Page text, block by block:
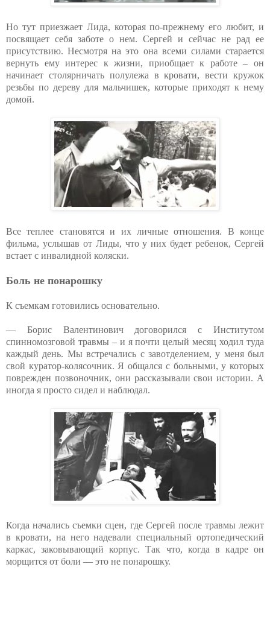
Но тут приезжает Лида, которая по-прежнему его любит, и
посвящает себя заботе о нем. Сергей и сейчас не рад ее
присутствию. Несмотря на это она всеми силами старается
вернуть ему интерес к жизни, приобщает к работе – он
начинает столярничать полулежа в кровати, вести кружок
резьбы по дереву для мальчишек, которые приходят к нему
домой.
Все теплее становятся и их личные отношения. В конце
фильма, услышав от Лиды, что у них будет ребенок, Сергей
встает с инвалидной коляски.
Боль не понарошку
К съемкам готовились основательно.
— Борис Валентинович договорился с Институтом
спинномозговой травмы – и я почти целый месяц ходил туда
каждый день. Мы встречались с завотделением, у меня был
свой куратор-колясочник. Я общался с больными, у которых
поврежден позвоночник, они рассказывали свои истории. А
иногда я просто сидел и наблюдал.
Когда начались съемки сцен, где Сергей после травмы лежит
в кровати, на него надевали специальный ортопедический
каркас, заковывающий корпус. Так что, когда в кадре он
морщится от боли — это не понарошку.